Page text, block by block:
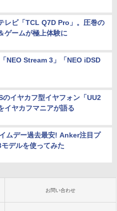
レビ「TCL Q7D Pro」。圧巻の
ゲームが極上体験に
NEO Stream 3」「NEO iDSD
のイヤカフ型イヤフォン「UU2
イヤカフマニアが語る
ムデー過去最安! Anker注目プ
デルを使ってみた
お問い合わせ